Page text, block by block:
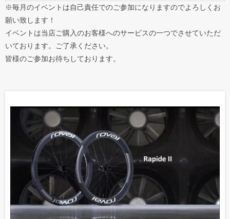
※毎月のイベントは自己責任でのご参加になりますのでよろしくお
願い致します！
イベントは当店ご購入のお客様へのサービスの一つでさせていただ
いております。ご了承ください。
皆様のご参加お待ちしております。